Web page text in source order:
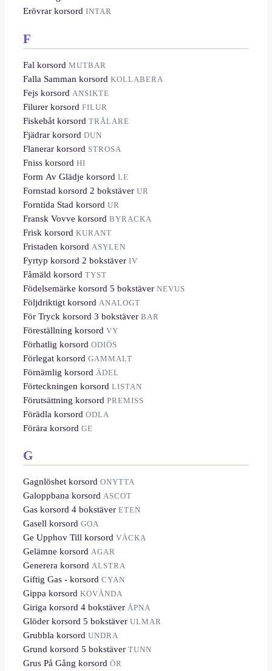
Erövrar korsord INTAR
F
Fal korsord MUTBAR
Falla Samman korsord KOLLABERA
Fejs korsord ANSIKTE
Filurer korsord FILUR
Fiskebåt korsord TRÅLARE
Fjädrar korsord DUN
Flanerar korsord STROSA
Fniss korsord HI
Form Av Glädje korsord LE
Fornstad korsord 2 bokstäver UR
Forntida Stad korsord UR
Fransk Vovve korsord BYRACKA
Frisk korsord KURANT
Fristaden korsord ASYLEN
Fyrtyp korsord 2 bokstäver IV
Fåmäld korsord TYST
Födelsemärke korsord 5 bokstäver NEVUS
Följdriktigt korsord ANALOGT
För Tryck korsord 3 bokstäver BAR
Föreställning korsord VY
Förhatlig korsord ODIÖS
Förlegat korsord GAMMALT
Förnämlig korsord ÄDEL
Förteckningen korsord LISTAN
Förutsättning korsord PREMISS
Förädla korsord ODLA
Förära korsord GE
G
Gagnlöshet korsord ONYTTA
Galoppbana korsord ASCOT
Gas korsord 4 bokstäver ETEN
Gasell korsord GOA
Ge Upphov Till korsord VÄCKA
Gelämne korsord AGAR
Generera korsord ALSTRA
Giftig Gas - korsord CYAN
Gippa korsord KOVÄNDA
Giriga korsord 4 bokstäver ÅPNA
Glöder korsord 5 bokstäver ULMAR
Grubbla korsord UNDRA
Grund korsord 5 bokstäver TUNN
Grus På Gång korsord ÖR